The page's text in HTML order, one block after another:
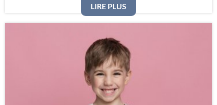
LIRE PLUS